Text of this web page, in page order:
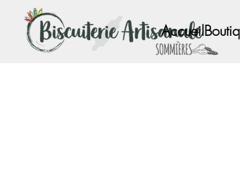
Accueil